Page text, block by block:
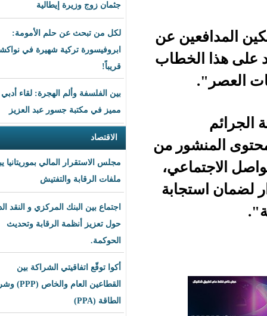
جثمان زوج وزيرة إيطالية
لكل من تبحث عن حلم الأمومة:
ابروفيسورة تركية شهيرة في نواكشوط
قريباً!
بين الفلسفة وألم الهجرة: لقاء أدبي
مميز في مكتبة جسور عبد العزيز
مجلس الاستقرار المالي بموريتانيا يبحث
ملفات الرقابة والتفتيش
اجتماع بين البنك المركزي و النقد الدولي
حول تعزيز أنظمة الرقابة وتحديث
أكوا توقّع اتفاقيتي الشراكة بين
القطاعين العام والخاص (PPP) وشراء
عن
من